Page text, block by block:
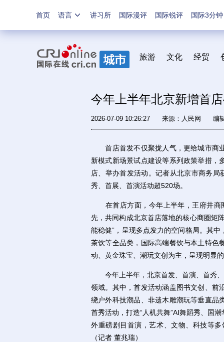
首页 语言 讲习所 国际漫评 国际锐评 国际3分钟
旅游 文化 经贸
今年上半年北京新增首
2026-07-09 10:26:27 来源： 人民网 编
首店首发不仅聚拢人气，更给城市商
新模式新场景试点建设等系列政策举措，
店、举办首发活动。记者从北京市商务
秀、首展、首演活动超520场。
在首店方面，今年上半年，王府井商
先，共同构成北京首店落地的核心商圈矩
能稳健”，呈现多点发力的空间格局。其
茶饮等全品类，国际高端餐饮与本土特色
动、黄金珠宝、潮玩文创为主，呈现明显
今年上半年，北京首发、首演、首秀、
领域。其中，首发活动涵盖图书文创、前
绕户外科技潮品、非遗木雕潮玩等垂直品
首秀活动，打造“人机共舞”AI舞蹈秀、国
外重磅剧目首演，艺术、文物、科技等
（记者 董兆瑞）